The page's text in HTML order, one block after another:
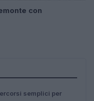
con
semplici per